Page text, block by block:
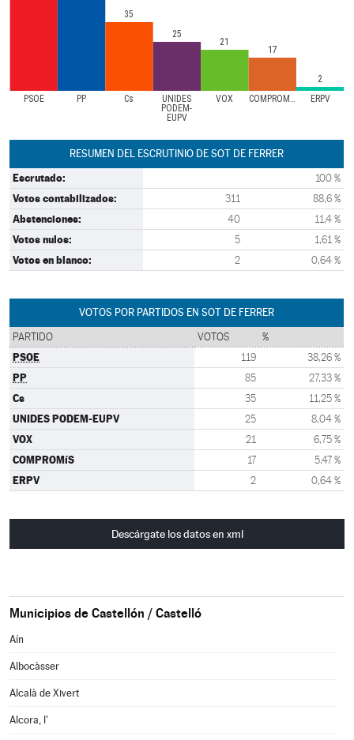
PSOE PP Cs
UNIDES
PODEM-
EUPV
VOX COMPROMíS ERPV
35
25
21
17
2
RESUMEN DEL ESCRUTINIO DE SOT DE FERRER
Escrutado: 100 %
Votos contabilizados: 311 88,6 %
Abstenciones: 40 11,4 %
Votos nulos: 5 1,61 %
Votos en blanco: 2 0,64 %
VOTOS POR PARTIDOS EN SOT DE FERRER
PARTIDO VOTOS %
PSOE 119 38,26 %
PP 85 27,33 %
Cs 35 11,25 %
UNIDES PODEM-EUPV 25 8,04 %
VOX 21 6,75 %
COMPROMíS 17 5,47 %
ERPV 2 0,64 %
Descárgate los datos en xml
Municipios de Castellón / Castelló
Aín
Albocàsser
Alcalà de Xivert
Alcora, l'